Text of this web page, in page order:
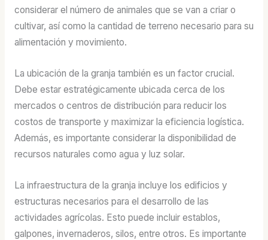
considerar el número de animales que se van a criar o
cultivar, así como la cantidad de terreno necesario para su
alimentación y movimiento.
La ubicación de la granja también es un factor crucial.
Debe estar estratégicamente ubicada cerca de los
mercados o centros de distribución para reducir los
costos de transporte y maximizar la eficiencia logística.
Además, es importante considerar la disponibilidad de
recursos naturales como agua y luz solar.
La infraestructura de la granja incluye los edificios y
estructuras necesarios para el desarrollo de las
actividades agrícolas. Esto puede incluir establos,
galpones, invernaderos, silos, entre otros. Es importante